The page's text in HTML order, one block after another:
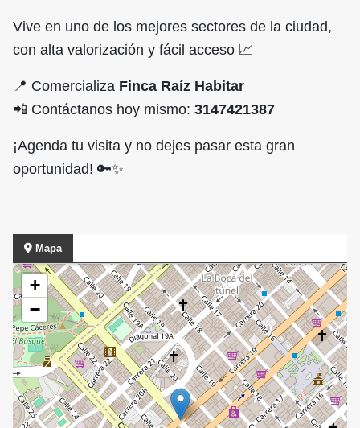
Vive en uno de los mejores sectores de la ciudad,
con alta valorización y fácil acceso 📈
📍 Comercializa Finca Raíz Habitar
📲 Contáctanos hoy mismo: 3147421387
¡Agenda tu visita y no dejes pasar esta gran
oportunidad! 🔑✨
Mapa
+
−